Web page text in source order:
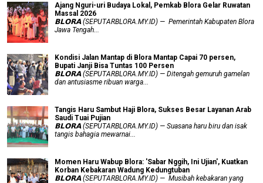
Ajang Nguri-uri Budaya Lokal, Pemkab Blora Gelar Ruwatan
Massal 2026
𝗕𝗟𝗢𝗥𝗔 (SEPUTARBLORA.MY.ID) — Pemerintah Kabupaten Blora
Jawa Tengah...
Kondisi Jalan Mantap di Blora Mantap Capai 70 persen,
Bupati Janji Bisa Tuntas 100 Persen
𝗕𝗟𝗢𝗥𝗔 (SEPUTARBLORA.MY.ID) — Ditengah gemuruh gamelan
dan antusiasme ribuan warga...
Tangis Haru Sambut Haji Blora, Sukses Besar Layanan Arab
Saudi Tuai Pujian
𝗕𝗟𝗢𝗥𝗔 (SEPUTARBLORA.MY.ID) — Suasana haru biru dan isak
tangis bahagia mewarnai...
Momen Haru Wabup Blora: ​'Sabar Nggih, Ini Ujian', Kuatkan
Korban Kebakaran Wadung Kedungtuban
𝗕𝗟𝗢𝗥𝗔 (SEPUTARBLORA.MY.ID) — Musibah kebakaran yang